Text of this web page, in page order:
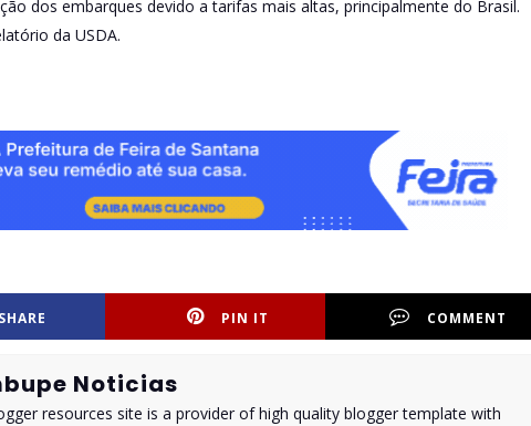
dos embarques devido a tarifas mais altas, principalmente do Brasil.
da USDA.
SHARE PIN IT COMMENT
Noticias
resources site is a provider of high quality blogger template with